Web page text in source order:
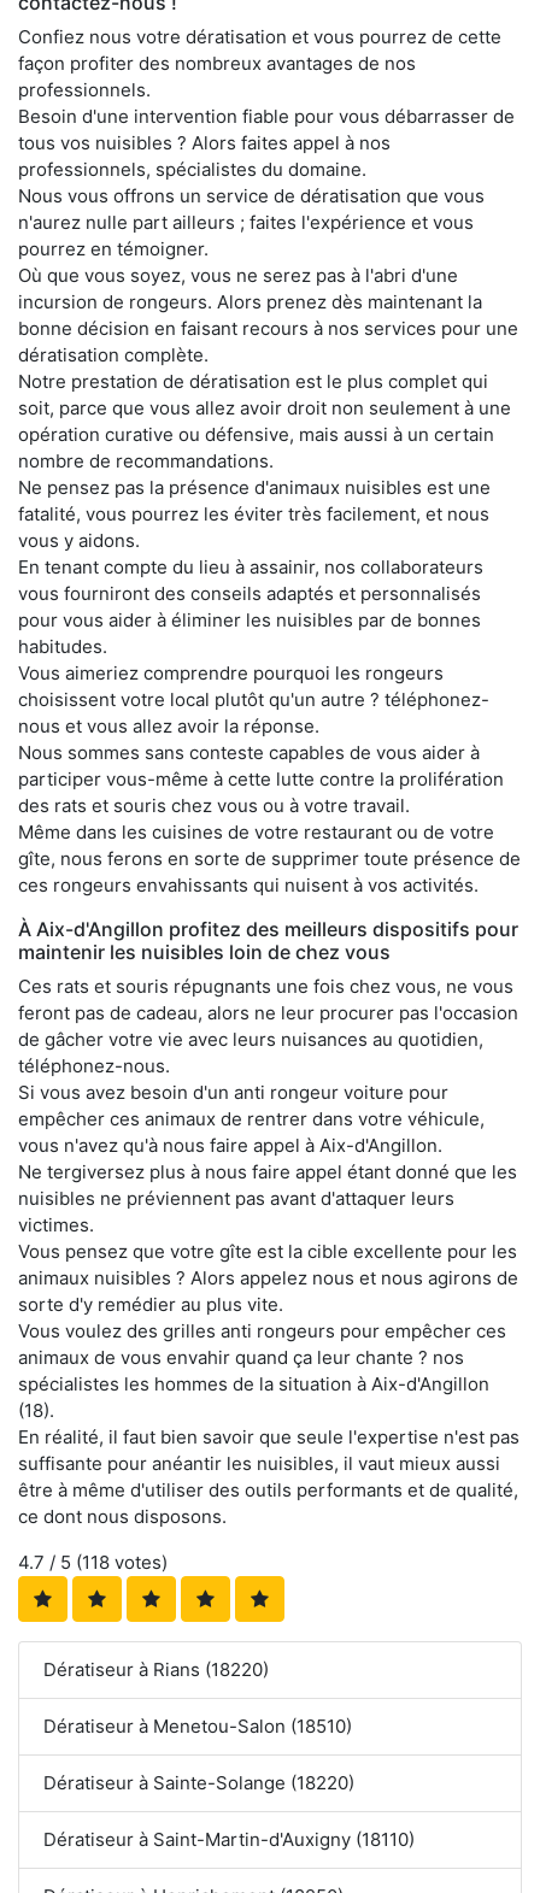
Confiez nous votre dératisation et vous pourrez de cette
façon profiter des nombreux avantages de nos
professionnels.
Besoin d'une intervention fiable pour vous débarrasser de
tous vos nuisibles ? Alors faites appel à nos
professionnels, spécialistes du domaine.
Nous vous offrons un service de dératisation que vous
n'aurez nulle part ailleurs ; faites l'expérience et vous
pourrez en témoigner.
Où que vous soyez, vous ne serez pas à l'abri d'une
incursion de rongeurs. Alors prenez dès maintenant la
bonne décision en faisant recours à nos services pour une
dératisation complète.
Notre prestation de dératisation est le plus complet qui
soit, parce que vous allez avoir droit non seulement à une
opération curative ou défensive, mais aussi à un certain
nombre de recommandations.
Ne pensez pas la présence d'animaux nuisibles est une
fatalité, vous pourrez les éviter très facilement, et nous
vous y aidons.
En tenant compte du lieu à assainir, nos collaborateurs
vous fourniront des conseils adaptés et personnalisés
pour vous aider à éliminer les nuisibles par de bonnes
habitudes.
Vous aimeriez comprendre pourquoi les rongeurs
choisissent votre local plutôt qu'un autre ? téléphonez-
nous et vous allez avoir la réponse.
Nous sommes sans conteste capables de vous aider à
participer vous-même à cette lutte contre la prolifération
des rats et souris chez vous ou à votre travail.
Même dans les cuisines de votre restaurant ou de votre
gîte, nous ferons en sorte de supprimer toute présence de
ces rongeurs envahissants qui nuisent à vos activités.
À Aix-d'Angillon profitez des meilleurs dispositifs pour
maintenir les nuisibles loin de chez vous
Ces rats et souris répugnants une fois chez vous, ne vous
feront pas de cadeau, alors ne leur procurer pas l'occasion
de gâcher votre vie avec leurs nuisances au quotidien,
téléphonez-nous.
Si vous avez besoin d'un anti rongeur voiture pour
empêcher ces animaux de rentrer dans votre véhicule,
vous n'avez qu'à nous faire appel à Aix-d'Angillon.
Ne tergiversez plus à nous faire appel étant donné que les
nuisibles ne préviennent pas avant d'attaquer leurs
victimes.
Vous pensez que votre gîte est la cible excellente pour les
animaux nuisibles ? Alors appelez nous et nous agirons de
sorte d'y remédier au plus vite.
Vous voulez des grilles anti rongeurs pour empêcher ces
animaux de vous envahir quand ça leur chante ? nos
spécialistes les hommes de la situation à Aix-d'Angillon
(18).
En réalité, il faut bien savoir que seule l'expertise n'est pas
suffisante pour anéantir les nuisibles, il vaut mieux aussi
être à même d'utiliser des outils performants et de qualité,
ce dont nous disposons.
4.7 / 5 (118 votes)
Dératiseur à Rians (18220)
Dératiseur à Menetou-Salon (18510)
Dératiseur à Sainte-Solange (18220)
Dératiseur à Saint-Martin-d'Auxigny (18110)